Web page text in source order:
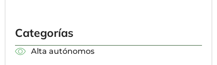
Categorías
Alta autónomos